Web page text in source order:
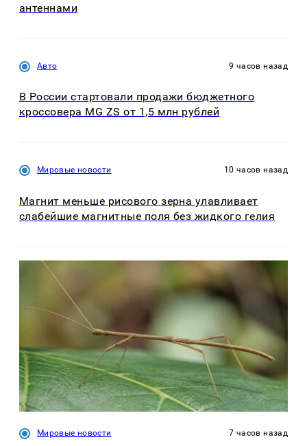
антеннами
Авто 9 часов назад
В России стартовали продажи бюджетного
кроссовера MG ZS от 1,5 млн рублей
Мировые новости 10 часов назад
Магнит меньше рисового зерна улавливает
слабейшие магнитные поля без жидкого гелия
Мировые новости 7 часов назад